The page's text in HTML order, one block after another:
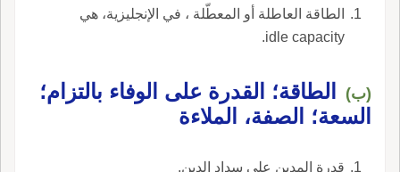
الطاقة العاطلة أو المعطّلة ، في الإنجليزية، هي
idle capacity.
(ب)
الطاقة؛ القدرة على الوفاء بالتزام؛
السعة؛ الصفة، الملاءة
قدرة المدين على سداد الدين.